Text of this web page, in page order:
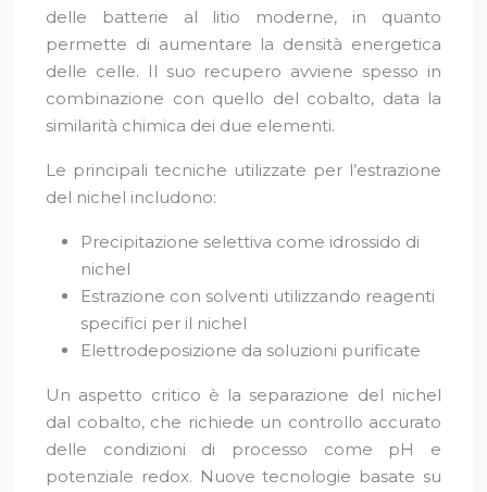
delle batterie al litio moderne, in quanto
permette di aumentare la densità energetica
delle celle. Il suo recupero avviene spesso in
combinazione con quello del cobalto, data la
similarità chimica dei due elementi.
Le principali tecniche utilizzate per l’estrazione
del nichel includono:
Precipitazione selettiva come idrossido di
nichel
Estrazione con solventi utilizzando reagenti
specifici per il nichel
Elettrodeposizione da soluzioni purificate
Un aspetto critico è la separazione del nichel
dal cobalto, che richiede un controllo accurato
delle condizioni di processo come pH e
potenziale redox. Nuove tecnologie basate su